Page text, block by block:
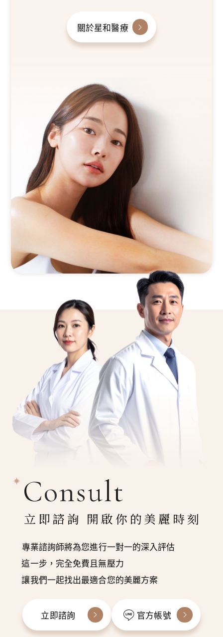
關於星和醫療
Consult
立即諮詢 開啟你的美麗時刻
專業諮詢師將為您進行一對一的深入評估
這一步，完全免費且無壓力
讓我們一起找出最適合您的美麗方案
立即諮詢 官方帳號